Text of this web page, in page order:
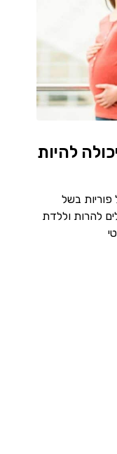
להיות
בשל
להרות וללדת